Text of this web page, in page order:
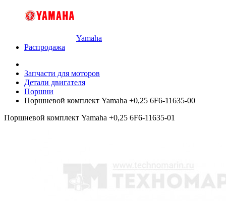
Yamaha
Распродажа
Запчасти для моторов
Детали двигателя
Поршни
Поршневой комплект Yamaha +0,25 6F6-11635-00
Поршневой комплект Yamaha +0,25 6F6-11635-01